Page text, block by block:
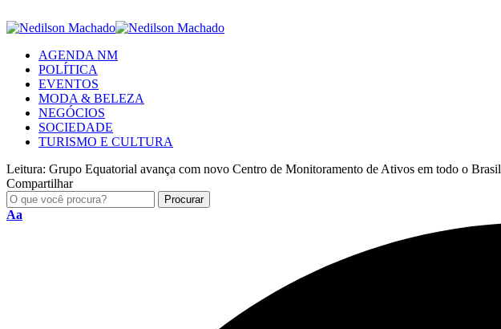
AGENDA NM
POLÍTICA
EVENTOS
MODA & BELEZA
NEGÓCIOS
SOCIEDADE
TURISMO E CULTURA
Leitura: Grupo Equatorial avança com novo Centro de Monitoramento de Ativos em todo o Brasil
Compartilhar
Aa